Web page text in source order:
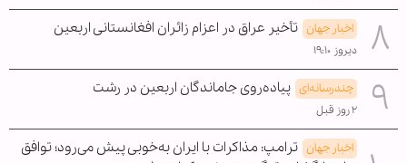
اخبار جهان تأخیر عراق در اعزام زائران افغانستانی اربعین
دیروز ۱۹:۱۰
چندرسانه‌ای پیاده‌روی جاماندگان اربعین در رشت
۲ روز قبل
اخبار جهان ترامپ: مذاکرات با ایران به‌خوبی پیش می‌رود؛ توافق